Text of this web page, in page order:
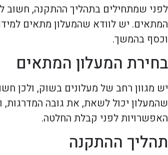
לפני שמתחילים בתהליך ההתקנה, חשוב
המתאים. יש לוודא שהמעלון מתאים
וכסף בהמשך.
בחירת המעלון המתאים
יש מגוון רחב של מעלונים בשוק, ולכן
שהמעלון יכול לשאת, את גובה המדרגות,
האפשרויות לפני קבלת החלטה.
תהליך ההתקנה